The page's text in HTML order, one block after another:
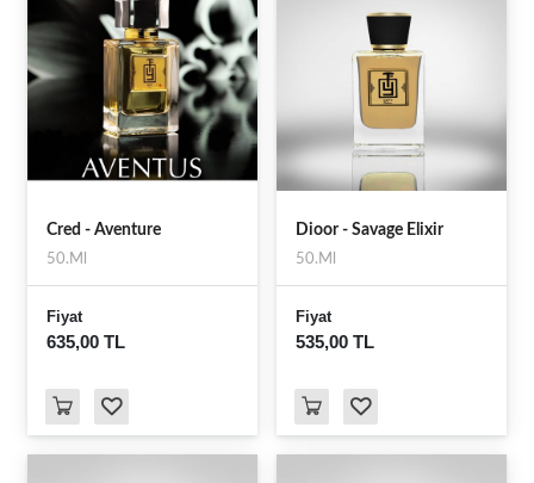
Cred - Aventure
50.Ml
Fiyat
635,00 TL
Dioor - Savage Elixir
50.Ml
Fiyat
535,00 TL